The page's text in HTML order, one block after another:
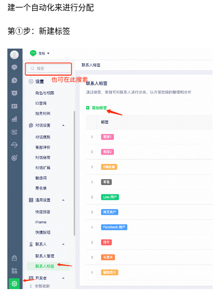
建一个自动化来进行分配
第①步：新建标签